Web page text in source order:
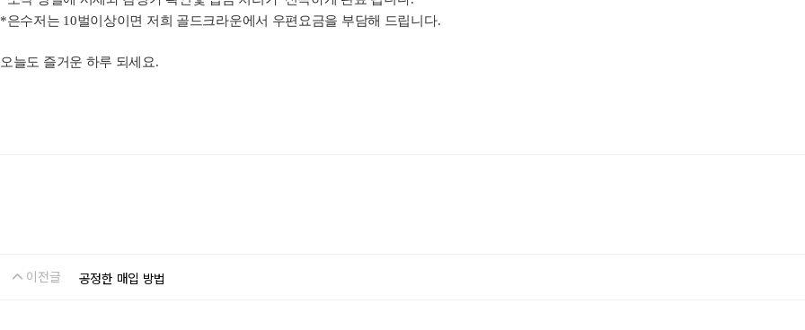
*은수저는 10벌이상이면 저희 골드크라운에서 우편요금을 부담해 드립니다.
오늘도 즐거운 하루 되세요.
이전글 공정한 매입 방법